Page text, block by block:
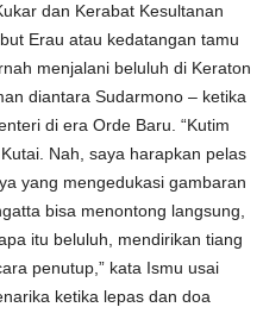
dan Kerabat Kesultanan
Erau atau kedatangan tamu
menjalani beluluh di Keraton
diantara Sudarmono – ketika
di era Orde Baru. “Kutim
Nah, saya harapkan pelas
yang mengedukasi gambaran
bisa menontong langsung,
itu beluluh, mendirikan tiang
penutup,” kata Ismu usai
ketika lepas dan doa